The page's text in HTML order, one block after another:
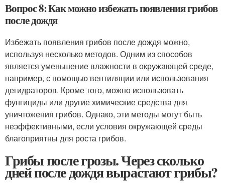
Вопрос 8: Как можно избежать появления грибов
после дождя
Избежать появления грибов после дождя можно,
используя несколько методов. Одним из способов
является уменьшение влажности в окружающей среде,
например, с помощью вентиляции или использования
дегидраторов. Кроме того, можно использовать
фунгициды или другие химические средства для
уничтожения грибов. Однако, эти методы могут быть
неэффективными, если условия окружающей среды
благоприятны для роста грибов.
Грибы после грозы. Через сколько
дней после дождя вырастают грибы?